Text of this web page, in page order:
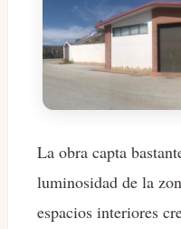
La obra capta
luminosidad de la
espacios interiores